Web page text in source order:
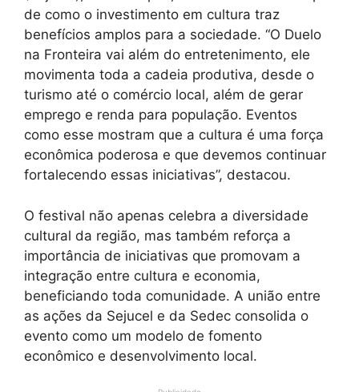
de como o investimento em cultura traz
benefícios amplos para a sociedade. “O Duelo
na Fronteira vai além do entretenimento, ele
movimenta toda a cadeia produtiva, desde o
turismo até o comércio local, além de gerar
emprego e renda para população. Eventos
como esse mostram que a cultura é uma força
econômica poderosa e que devemos continuar
fortalecendo essas iniciativas”, destacou.
O festival não apenas celebra a diversidade
cultural da região, mas também reforça a
importância de iniciativas que promovam a
integração entre cultura e economia,
beneficiando toda comunidade. A união entre
as ações da Sejucel e da Sedec consolida o
evento como um modelo de fomento
econômico e desenvolvimento local.